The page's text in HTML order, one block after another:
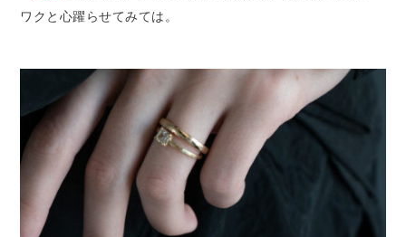
ワクと心躍らせてみては。